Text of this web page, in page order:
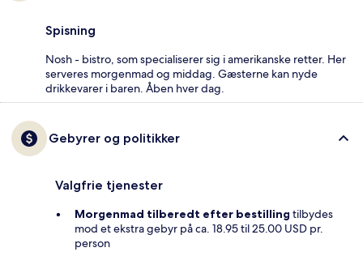
Spisning
Nosh - bistro, som specialiserer sig i amerikanske retter. Her
serveres morgenmad og middag. Gæsterne kan nyde
drikkevarer i baren. Åben hver dag.
Gebyrer og politikker
Valgfrie tjenester
Morgenmad tilberedt efter bestilling tilbydes
mod et ekstra gebyr på ca. 18.95 til 25.00 USD pr.
person